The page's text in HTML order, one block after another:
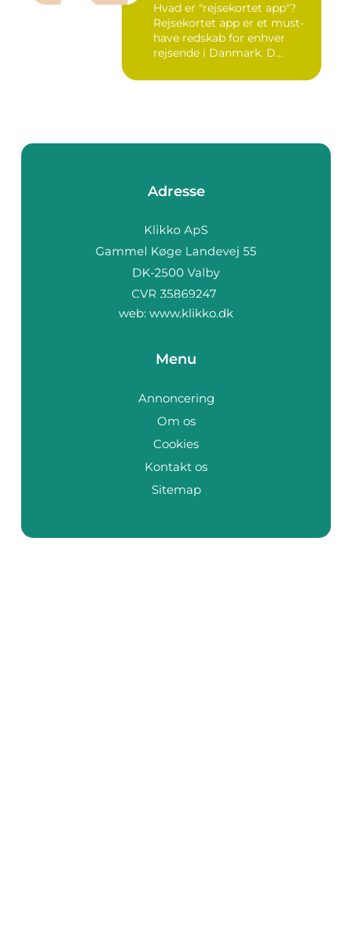
Hvad er "rejsekortet app"?
Rejsekortet app er et must-
have redskab for enhver
rejsende i Danmark. D...
Adresse
web: www.klikko.dk
Menu
Annoncering
Om os
Cookies
Kontakt os
Sitemap